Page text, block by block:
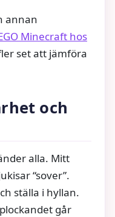
annan
Minecraft hos
set att jämföra
och
alla. Mitt
“sover”.
ställa i hyllan.
går